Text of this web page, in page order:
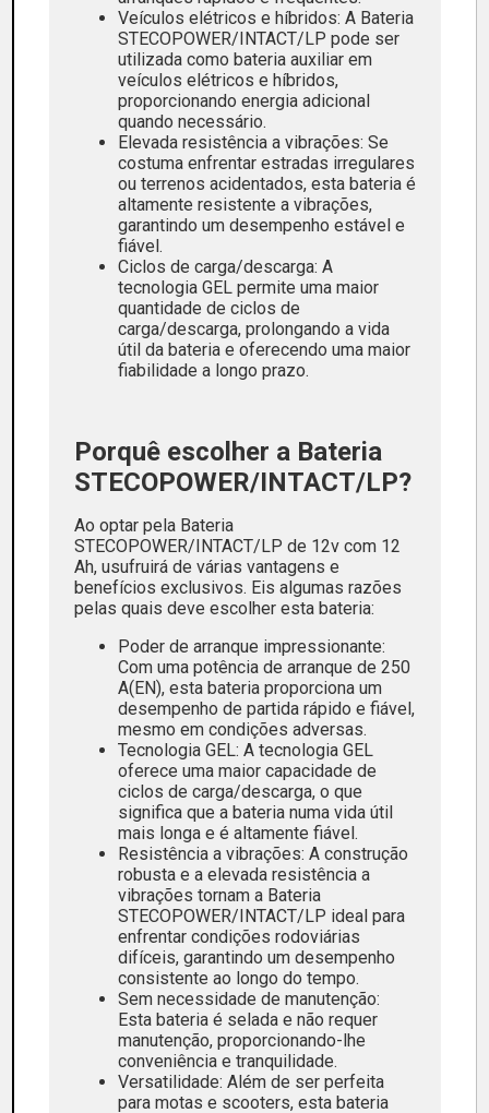
Veículos elétricos e híbridos: A Bateria
STECOPOWER/INTACT/LP pode ser
utilizada como bateria auxiliar em
veículos elétricos e híbridos,
proporcionando energia adicional
quando necessário.
Elevada resistência a vibrações: Se
costuma enfrentar estradas irregulares
ou terrenos acidentados, esta bateria é
altamente resistente a vibrações,
garantindo um desempenho estável e
fiável.
Ciclos de carga/descarga: A
tecnologia GEL permite uma maior
quantidade de ciclos de
carga/descarga, prolongando a vida
útil da bateria e oferecendo uma maior
fiabilidade a longo prazo.
Porquê escolher a Bateria
STECOPOWER/INTACT/LP?
Ao optar pela Bateria
STECOPOWER/INTACT/LP de 12v com 12
Ah, usufruirá de várias vantagens e
benefícios exclusivos. Eis algumas razões
pelas quais deve escolher esta bateria:
Poder de arranque impressionante:
Com uma potência de arranque de 250
A(EN), esta bateria proporciona um
desempenho de partida rápido e fiável,
mesmo em condições adversas.
Tecnologia GEL: A tecnologia GEL
oferece uma maior capacidade de
ciclos de carga/descarga, o que
significa que a bateria numa vida útil
mais longa e é altamente fiável.
Resistência a vibrações: A construção
robusta e a elevada resistência a
vibrações tornam a Bateria
STECOPOWER/INTACT/LP ideal para
enfrentar condições rodoviárias
difíceis, garantindo um desempenho
consistente ao longo do tempo.
Sem necessidade de manutenção:
Esta bateria é selada e não requer
manutenção, proporcionando-lhe
conveniência e tranquilidade.
Versatilidade: Além de ser perfeita
para motas e scooters, esta bateria